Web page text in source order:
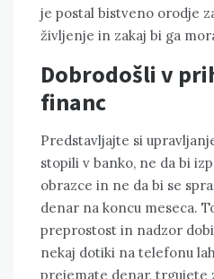
je postal bistveno orodje
življenje in zakaj bi ga
Dobrodošli v
financ
Predstavljajte si
stopili v banko, ne da bi
obrazce in ne da bi se
denar na koncu meseca.
preprostost in nadzor
nekaj dotiki na telefonu
prejemate denar, trgujete